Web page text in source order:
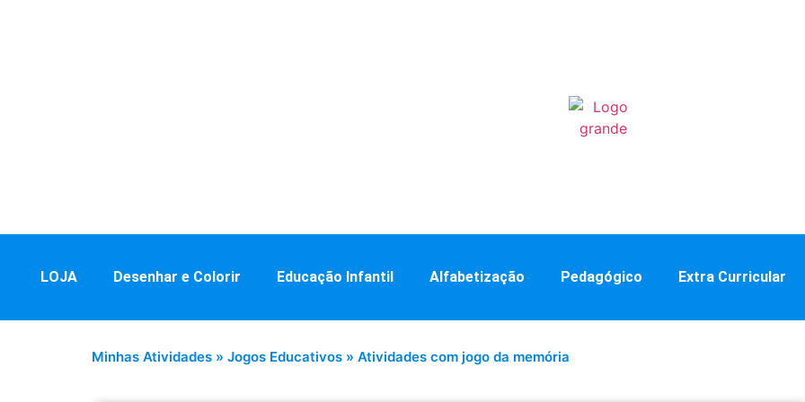
LOJA Desenhar e Colorir Educação Infantil Alfabetização Pedagógico Extra Curricular
Minhas Atividades » Jogos Educativos » Atividades com jogo da memória